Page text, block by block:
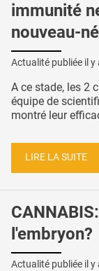
immunité
nouveau-né
Actualité publiée il y
A ce stade, les 2
équipe de
montré leur
LIRE LA SUITE
l'embryon?
Actualité publiée il y